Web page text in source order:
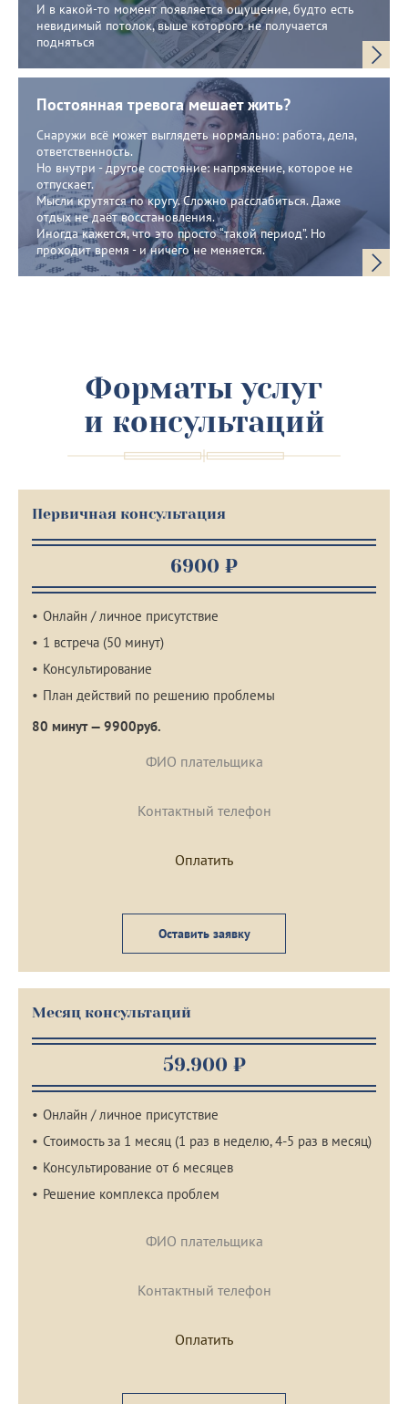
И в какой-то момент появляется ощущение, будто есть
невидимый потолок, выше которого не получается
подняться
Постоянная тревога мешает жить?
Снаружи всё может выглядеть нормально: работа, дела,
ответственность.
Но внутри - другое состояние: напряжение, которое не
отпускает.
Мысли крутятся по кругу. Сложно расслабиться. Даже
отдых не даёт восстановления.
Иногда кажется, что это просто “такой период”. Но
проходит время - и ничего не меняется.
Форматы услуг
и консультаций
Первичная консультация
6900 ₽
Онлайн / личное присутствие
1 встреча (50 минут)
Консультирование
План действий по решению проблемы
80 минут — 9900руб.
Оставить заявку
Месяц консультаций
59.900 ₽
Онлайн / личное присутствие
Стоимость за 1 месяц (1 раз в неделю, 4-5 раз в месяц)
Консультирование от 6 месяцев
Решение комплекса проблем